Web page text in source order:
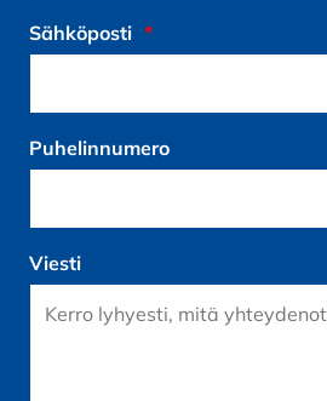
Sähköposti *
Puhelinnumero
Viesti